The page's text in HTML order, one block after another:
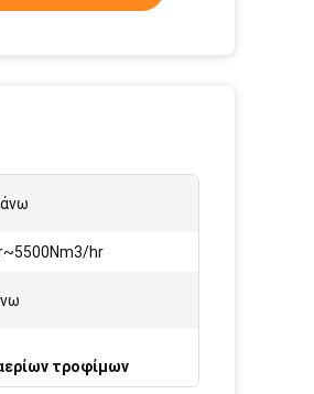
άνω
hr
τροφίμων